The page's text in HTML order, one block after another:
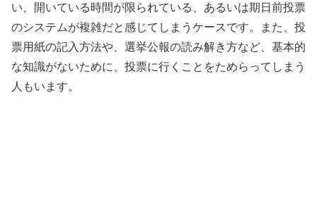
い、開いている時間が限られている、あるいは期日前投票
のシステムが複雑だと感じてしまうケースです。また、投
票用紙の記入方法や、選挙公報の読み解き方など、基本的
な知識がないために、投票に行くことをためらってしまう
人もいます。